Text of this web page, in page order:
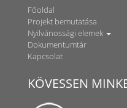
Főoldal
Projekt bemutatása
Nyilvánossági elemek
Dokumentumtár
Kapcsolat
KÖVESSEN